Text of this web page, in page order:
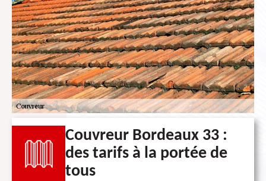
Couvreur Bordeaux 33 :
des tarifs à la portée de
tous